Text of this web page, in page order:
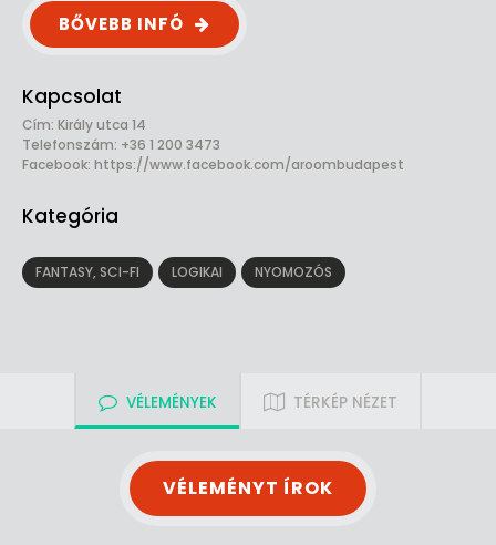
BŐVEBB INFÓ
Kapcsolat
Cím: Király utca 14
Telefonszám: +36 1 200 3473
Facebook: https://www.facebook.com/aroombudapest
Kategória
FANTASY, SCI-FI LOGIKAI NYOMOZÓS
VÉLEMÉNYEK TÉRKÉP NÉZET
VÉLEMÉNYT ÍROK